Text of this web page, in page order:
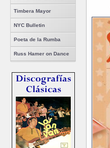
Timbera Mayor
NYC Bulletin
Poeta de la Rumba
Russ Hamer on Dance